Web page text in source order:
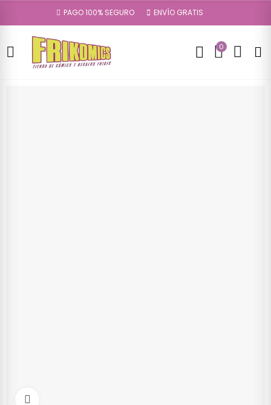
PAGO 100% SEGURO ENVÍO GRATIS
0